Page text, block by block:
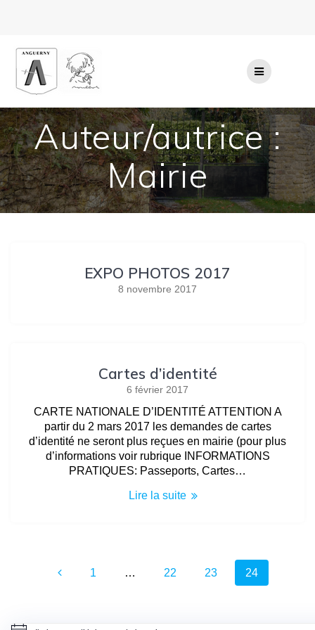
Auteur/autrice :
Mairie
EXPO PHOTOS 2017
8 novembre 2017
Cartes d’identité
6 février 2017
CARTE NATIONALE D’IDENTITÉ ATTENTION A
partir du 2 mars 2017 les demandes de cartes
d’identité ne seront plus reçues en mairie (pour plus
d’informations voir rubrique INFORMATIONS
PRATIQUES: Passeports, Cartes…
Lire la suite
sein
Page
1 … Page
22 Page
23 Page
24